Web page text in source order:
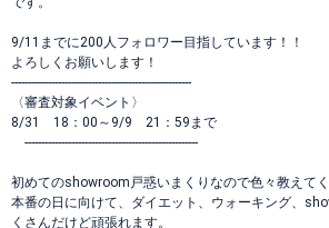
9/11までに200人フォロワー目指しています！！
よろしくお願いします！
------------------------------------------------------
〈審査対象イベント〉
8/31 18：00～9/9 21：59まで
----------------------------------------------------
初めてのshowroom戸惑いまくりなので色々教えてく
本番の日に向けて、ダイエット、ウォーキング、
くさんだけど頑張れます。